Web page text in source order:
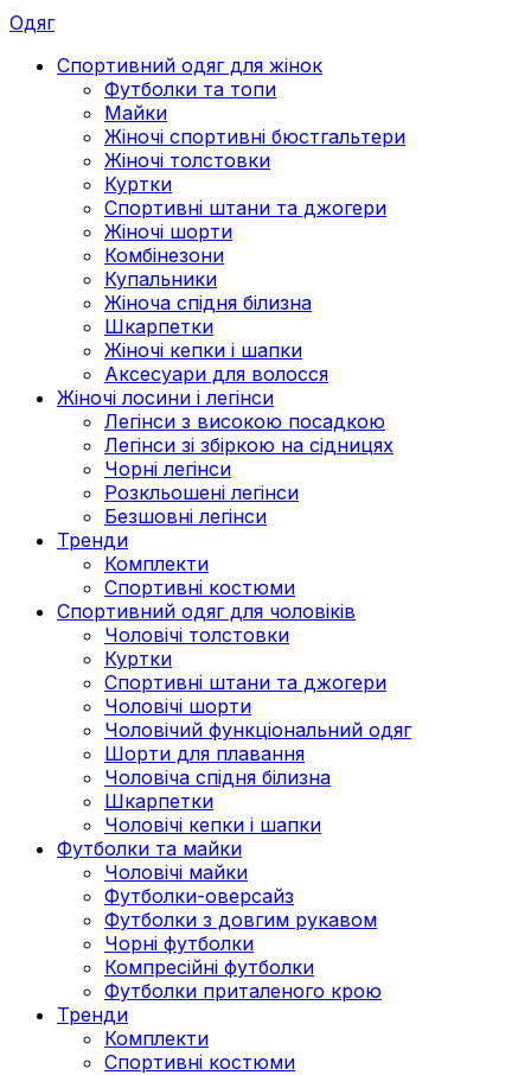
Одяг
Спортивний одяг для жінок
Футболки та топи
Майки
Жіночі спортивні бюстгальтери
Жіночі толстовки
Куртки
Спортивні штани та джогери
Жіночі шорти
Комбінезони
Купальники
Жіноча спідня білизна
Шкарпетки
Жіночі кепки і шапки
Аксесуари для волосся
Жіночі лосини і легінси
Легінси з високою посадкою
Легінси зі збіркою на сідницях
Чорні легінси
Розкльошені легінси
Безшовні легінси
Тренди
Комплекти
Спортивні костюми
Спортивний одяг для чоловіків
Чоловічі толстовки
Куртки
Спортивні штани та джогери
Чоловічі шорти
Чоловічий функціональний одяг
Шорти для плавання
Чоловіча спідня білизна
Шкарпетки
Чоловічі кепки і шапки
Футболки та майки
Чоловічі майки
Футболки-оверсайз
Футболки з довгим рукавом
Чорні футболки
Компресійні футболки
Футболки приталеного крою
Тренди
Комплекти
Спортивні костюми